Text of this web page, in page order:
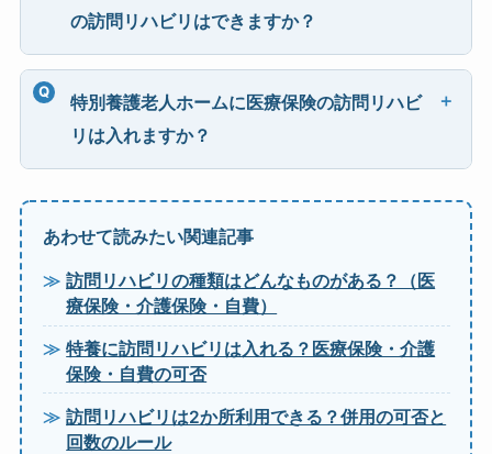
の訪問リハビリはできますか？
特別養護老人ホームに医療保険の訪問リハビ
リは入れますか？
あわせて読みたい関連記事
訪問リハビリの種類はどんなものがある？（医
療保険・介護保険・自費）
特養に訪問リハビリは入れる？医療保険・介護
保険・自費の可否
訪問リハビリは2か所利用できる？併用の可否と
回数のルール